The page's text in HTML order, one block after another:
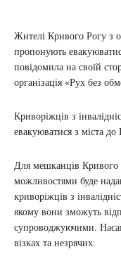
Жителі Кривого Рогу з
пропонують
повідомила на своїй
організація «Рух без
Криворіжців з
евакуюватися з міста до
Для мешканців
можливостями буде
криворіжців з
якому вони зможуть
супроводжуючими.
візках та незрячих.